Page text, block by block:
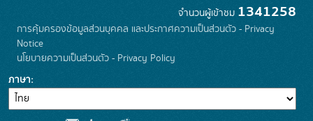
จำนวนผู้เข้าชม 1341258
การคุ้มครองข้อมูลส่วนบุคคล และประกาศความเป็นส่วนตัว - Privacy
Notice
นโยบายความเป็นส่วนตัว - Privacy Policy
ภาษา